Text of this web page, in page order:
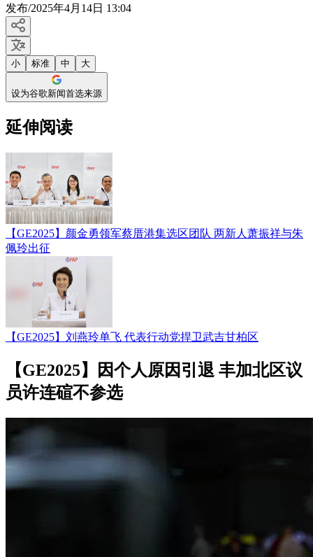
发布/2025年4月14日 13:04
小 标准 中 大
设为谷歌新闻首选来源
延伸阅读
【GE2025】颜金勇领军蔡厝港集选区团队 两新人萧振祥与朱
佩玲出征
【GE2025】刘燕玲单飞 代表行动党捍卫武吉甘柏区
【GE2025】因个人原因引退 丰加北区议
员许连碹不参选